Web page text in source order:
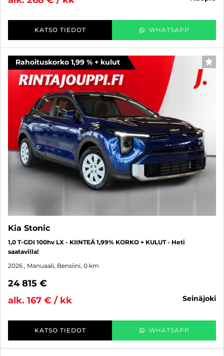
KATSO TIEDOT WHATSAPP
Rahoituskorko 1,99 % + kulut
Kia Stonic
1,0 T-GDI 100hv LX - KIINTEÄ 1,99% KORKO + KULUT - Heti
saatavilla!
2026 , Manuaali, Bensiini, 0 km
24 815 €
alk. 167 € / kk
seinäjoki
KATSO TIEDOT WHATSAPP